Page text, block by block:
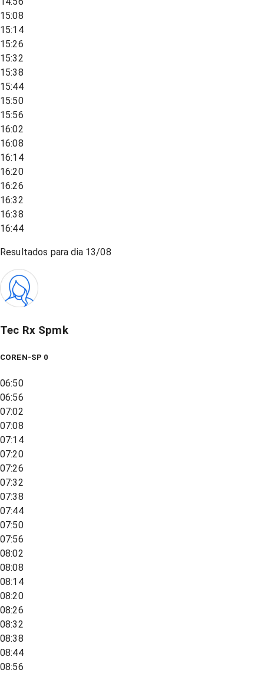
15:08
15:14
15:26
15:32
15:38
15:44
15:50
15:56
16:02
16:08
16:14
16:20
16:26
16:32
16:38
16:44
Resultados para dia 13/08
Tec Rx Spmk
COREN-SP 0
06:50
06:56
07:02
07:08
07:14
07:20
07:26
07:32
07:38
07:44
07:50
07:56
08:02
08:08
08:14
08:20
08:26
08:32
08:38
08:44
08:56